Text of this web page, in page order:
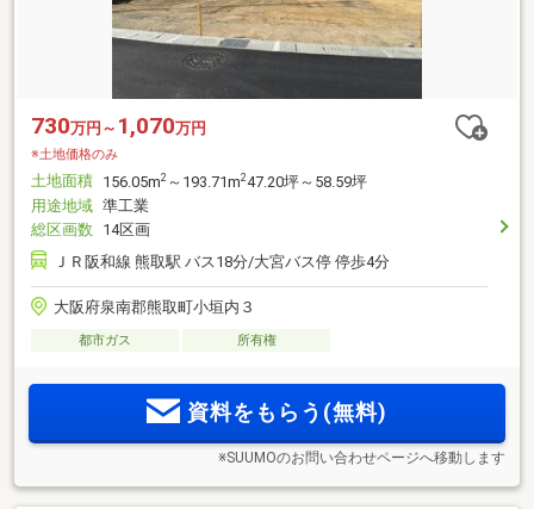
730万円～ 1,070万円
※土地価格のみ
土地面積 156.05m2 ～193.71m247.20坪～58.59坪
用途地域 準工業
総区画数 14区画
ＪＲ阪和線 熊取駅 バス18分/大宮バス停 停歩4分
大阪府泉南郡熊取町小垣内３
都市ガス 所有権
資料をもらう(無料)
※SUUMOのお問い合わせページへ移動します